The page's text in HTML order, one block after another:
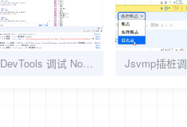
用 Chrome DevTools 调试 Node.js